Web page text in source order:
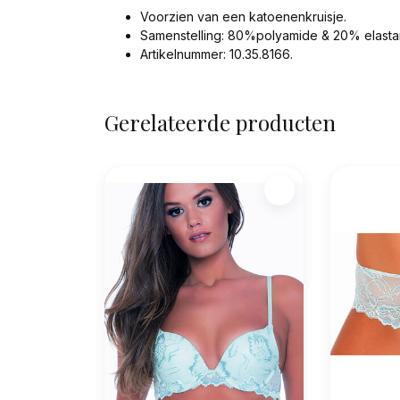
Voorzien van een katoenenkruisje.
Samenstelling: 80%polyamide & 20%
Artikelnummer: 10.35.8166.
Gerelateerde producten